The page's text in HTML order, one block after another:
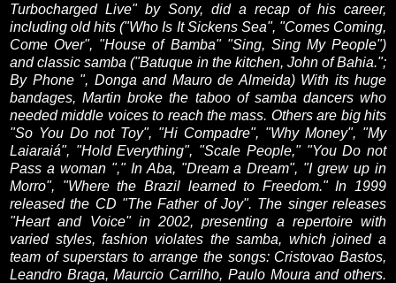
Turbocharged Live" by Sony, did a recap of his career,
including old hits ("Who Is It Sickens Sea", "Comes Coming,
Come Over", "House of Bamba" "Sing, Sing My People")
and classic samba ("Batuque in the kitchen, John of Bahia.";
By Phone ", Donga and Mauro de Almeida) With its huge
bandages, Martinbroke the taboo of samba dancers who
needed middle voices to reach the mass. Others are big hits
"So You Do not Toy", "Hi Compadre", "Why Money", "My
Laiaraiá", "HoldEverything", "Scale People," "YouDo not
Pass a woman "," In Aba, "Dreama Dream", "I grew up in
Morro", "Wherethe Brazil learned to Freedom." In 1999
released the CD "The Father of Joy". The singer releases
"Heart and Voice" in 2002,presenting a repertoire with
varied styles,fashion violates the samba, whichjoined a
team of superstars to arrange the songs: Cristovao Bastos,
Leandro Braga,Maurcio Carrilho, Paulo Moura and others.